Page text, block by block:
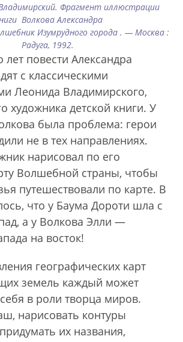
Фрагмент иллюстрации
Волкова Александра
Изумрудного города . — Москва :
Радуга, 1992.
повести Александра
с классическими
Леонида Владимирского,
художника детской книги. У
была проблема: герои
не в тех направлениях.
нарисовал по его
Волшебной страны, чтобы
путешествовали по карте. В
что у Баума Дороти шла с
а у Волкова Элли —
на восток!
географических карт
земель каждый может
в роли творца миров.
нарисовать контуры
их названия,